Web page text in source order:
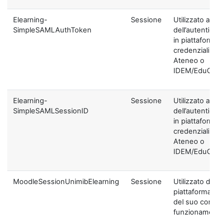
Elearning-
SimpleSAMLAuthToken
Sessione
Utilizzato ai
in
credenziali di
Ateneo o
IDEM/
Elearning-
SimpleSAMLSessionID
Sessione
Utilizzato ai
in
credenziali di
Ateneo o
IDEM/
MoodleSessionUnimibElearning Sessione
Utilizzato
piattaforma
del suo